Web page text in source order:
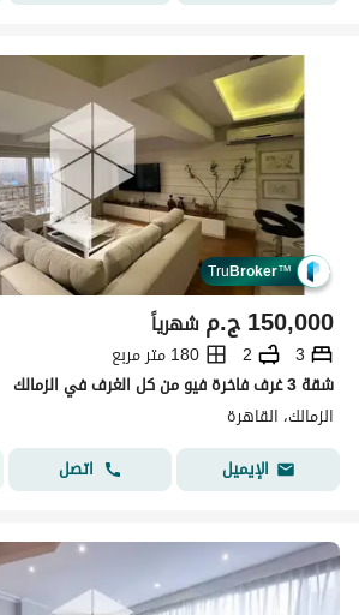
TruBroker™
ج.م150,000 شهرياً
3
2
180 متر مربع
شقة 3 غرف فاخرة فيو من كل الغرف في الزمالك
الزمالك، القاهرة
الإيميل
اتصل